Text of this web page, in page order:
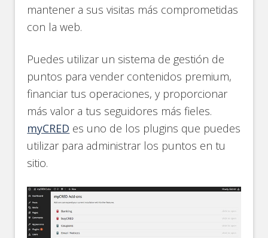
mantener a sus visitas más comprometidas
con la web.
Puedes utilizar un sistema de gestión de
puntos para vender contenidos premium,
financiar tus operaciones, y proporcionar
más valor a tus seguidores más fieles.
myCRED es uno de los plugins que puedes
utilizar para administrar los puntos en tu
sitio.